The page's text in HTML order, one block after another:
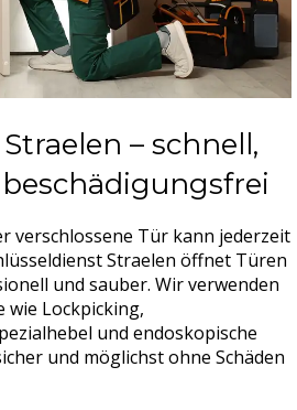
– schnell,
verschlossene Tür kann jederzeit
Straelen öffnet Türen
und sauber. Wir verwenden
wie Lockpicking,
und endoskopische
und möglichst ohne Schäden